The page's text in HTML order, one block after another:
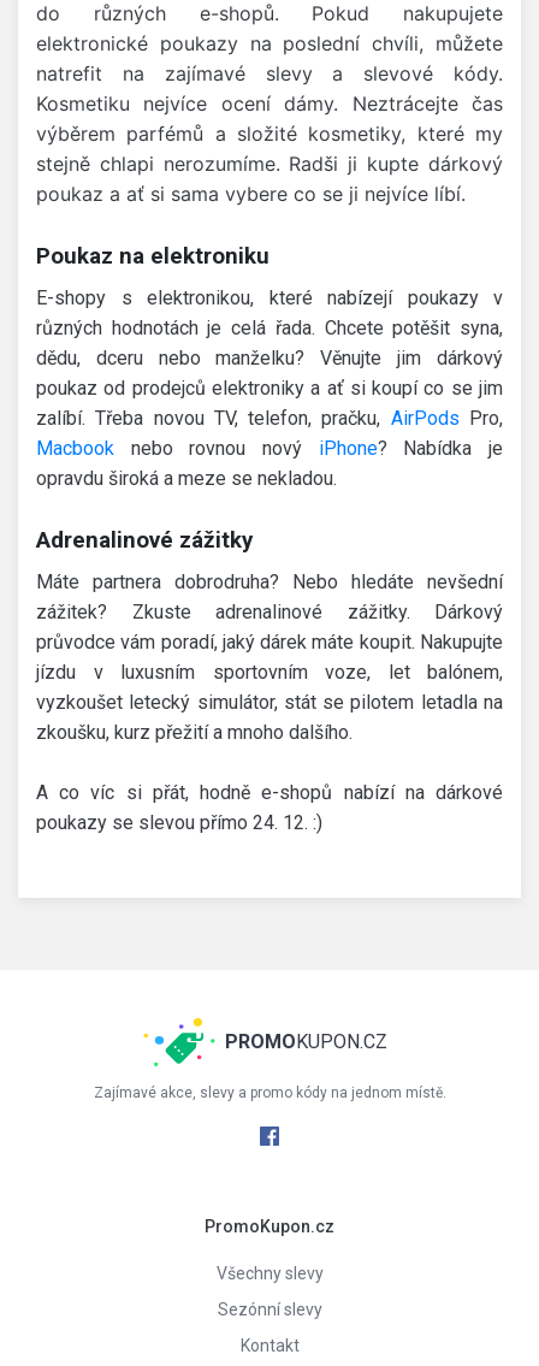
do různých e-shopů. Pokud nakupujete
elektronické poukazy na poslední chvíli, můžete
natrefit na zajímavéslevy a slevové kódy.
Kosmetiku nejvíce ocení dámy. Neztrácejte čas
výběrem parfémů a složité kosmetiky, které my
stejně chlapi nerozumíme. Radši ji kupte dárkový
poukaz a ať si sama vybere co se ji nejvíce líbí.
Poukaz na elektroniku
E-shopy s elektronikou, které nabízejí poukazy v
různých hodnotách je celá řada. Chcete potěšit syna,
dědu, dceru nebo manželku? Věnujte jim dárkový
poukaz od prodejců elektroniky a ať si koupí co se jim
zalíbí. Třeba novou TV, telefon, pračku, AirPods Pro,
Macbook nebo rovnou nový iPhone? Nabídka je
opravdu široká a meze se nekladou.
Adrenalinové zážitky
Máte partnera dobrodruha? Nebo hledáte nevšední
zážitek? Zkuste adrenalinové zážitky. Dárkový
průvodce vám poradí, jaký dárek máte koupit. Nakupujte
jízdu v luxusním sportovním voze, let balónem,
vyzkoušet letecký simulátor, stát se pilotem letadla na
zkoušku, kurz přežití a mnoho dalšího.
A co víc si přát, hodně e-shopů nabízí na dárkové
poukazy se slevou přímo 24. 12. :)
PROMOKUPON.CZ
Zajímavé akce, slevy a promo kódy na jednom místě.
PromoKupon.cz
Všechny slevy
Sezónní slevy
Kontakt